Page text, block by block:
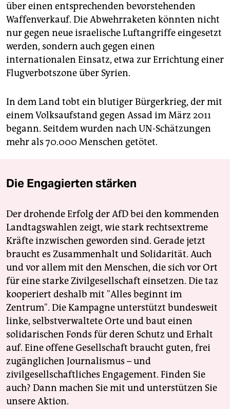
über einen entsprechenden bevorstehenden
Waffenverkauf. Die Abwehrraketen könnten nicht
nur gegen neue israelische Luftangriffe eingesetzt
werden, sondern auch gegen einen
internationalen Einsatz, etwa zur Errichtung einer
Flugverbotszone über Syrien.
In dem Land tobt ein blutiger Bürgerkrieg, der mit
einem Volksaufstand gegen Assad im März 2011
begann. Seitdem wurden nach UN-Schätzungen
mehr als 70.000 Menschen getötet.
Die Engagierten stärken
Der drohende Erfolg der AfD bei den kommenden
Landtagswahlen zeigt, wie stark rechtsextreme
Kräfte inzwischen geworden sind. Gerade jetzt
braucht es Zusammenhalt und Solidarität. Auch
und vor allem mit den Menschen, die sich vor Ort
für eine starke Zivilgesellschaft einsetzen. Die taz
kooperiert deshalb mit "Alles beginnt im
Zentrum". Die Kampagne unterstützt bundesweit
linke, selbstverwaltete Orte und baut einen
solidarischen Fonds für deren Schutz und Erhalt
auf. Eine offene Gesellschaft braucht guten, frei
zugänglichen Journalismus – und
zivilgesellschaftliches Engagement. Finden Sie
auch? Dann machen Sie mit und unterstützen Sie
unsere Aktion.